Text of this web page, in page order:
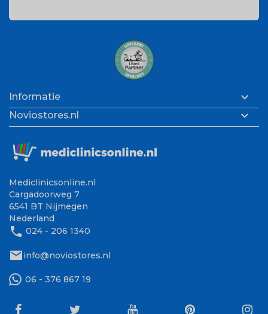
Informatie 
Noviostores.nl 
Mediclinicsonline.nl
Cargadoorweg 7
6541 BT Nijmegen
Nederland
phone 024 - 206 1340
mailinfo@noviostores.nl
06 - 376 867 19